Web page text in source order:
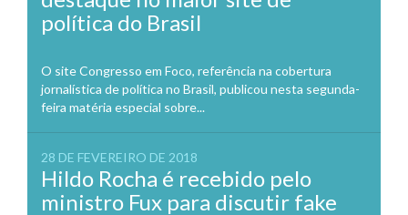
política do Brasil
O site Congresso em Foco, referência na cobertura
jornalística de política no Brasil, publicou nesta segunda-
feira matéria especial sobre...
28 DE FEVEREIRO DE 2018
Hildo Rocha é recebido pelo
ministro Fux para discutir fake